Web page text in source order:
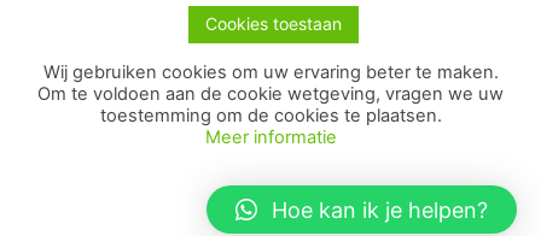
Pittig Bakkie - Online marketingenPennut -
Creative & Strategic Content Agency
Cookies toestaan
Wij gebruiken cookies om uw ervaring beter te maken.
Om te voldoen aan de cookie wetgeving, vragen we uw
toestemming om de cookies te plaatsen.
Meer informatie
Hoe kan ik je helpen?